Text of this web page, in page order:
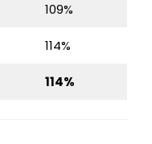
109%
114%
114%